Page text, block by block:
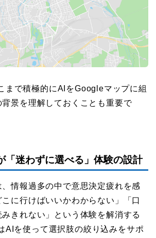
まで積極的にAIをGoogleマップに組
景を理解しておくことも重要で
「迷わずに選べる」体験の設計
情報過多の中で意思決定疲れを感
に行けばいいかわからない」「口
きれない」という体験を解消する
AIを使って選択肢の絞り込みをサポ